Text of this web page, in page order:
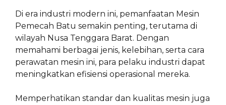
Di era industri modern ini, pemanfaatan Mesin
Pemecah Batu semakin penting, terutama di
wilayah Nusa Tenggara Barat. Dengan
memahami berbagai jenis, kelebihan, serta cara
perawatan mesin ini, para pelaku industri dapat
meningkatkan efisiensi operasional mereka.
Memperhatikan standar dan kualitas mesin juga